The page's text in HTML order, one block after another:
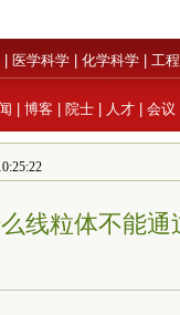
医学科学 化学科学 工
博客 院士 人才 会议
线粒体不能通